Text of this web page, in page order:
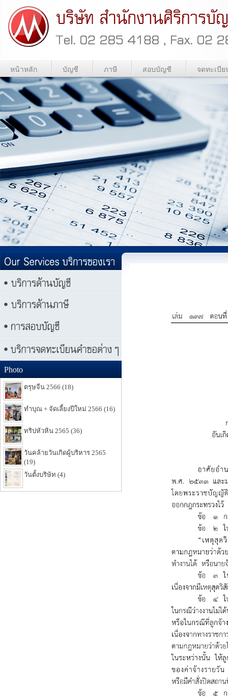
หน้าหลัก บัญชี ภาษี สอบบัญชี จดทะเบี
Photo
ตรุษจีน 2566 (18)
ทำบุณ + จัดเลี้ยงปีใหม่ 2566 (16)
ทริปหัวหิน 2565 (36)
วันคล้ายวันเกิดผู้บริหาร 2565
(19)
วันตั้งบริษัท (4)